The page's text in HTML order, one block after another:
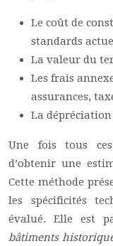
Le coût de
standards
La valeur du
Les frais
assurances,
La
Une fois tous
d’obtenir une
Cette méthode
les spécificités
évalué. Elle est
bâtiments